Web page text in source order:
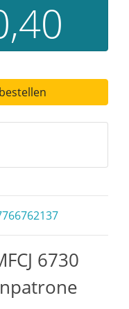
6730